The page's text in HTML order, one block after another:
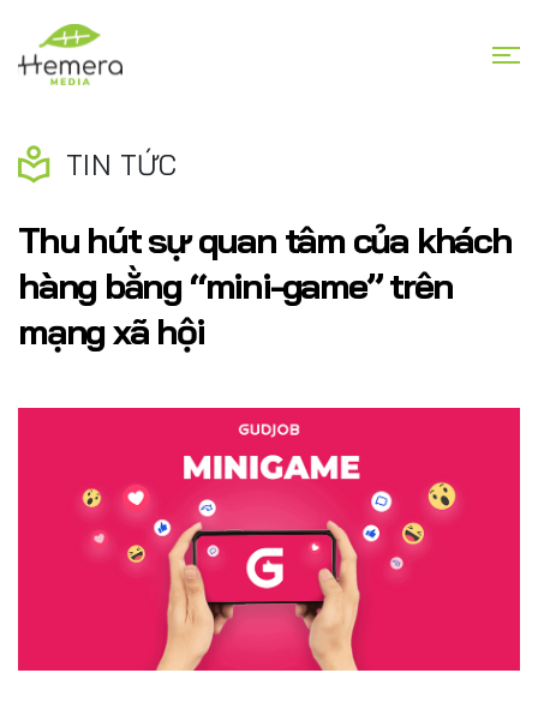
TIN TỨC
Thu hút sự quan tâm của khách
hàng bằng “mini-game” trên
mạng xã hội